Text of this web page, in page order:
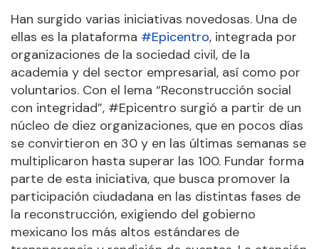
Han surgido varias iniciativas novedosas. Una de
ellas es la plataforma #Epicentro, integrada por
organizaciones de la sociedad civil, de la
academia y del sector empresarial, así como por
voluntarios. Con el lema “Reconstrucción social
con integridad”, #Epicentro surgió a partir de un
núcleo de diez organizaciones, que en pocos días
se convirtieron en 30 y en las últimas semanas se
multiplicaron hasta superar las 100. Fundar forma
parte de esta iniciativa, que busca promover la
participación ciudadana en las distintas fases de
la reconstrucción, exigiendo del gobierno
mexicano los más altos estándares de